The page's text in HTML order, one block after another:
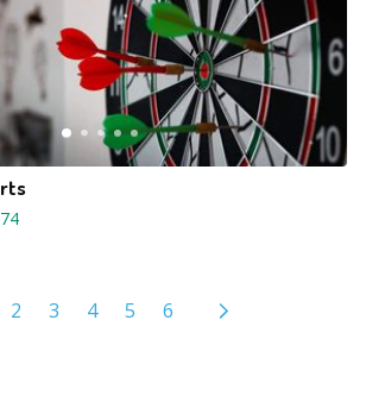
2 3 4 5 6